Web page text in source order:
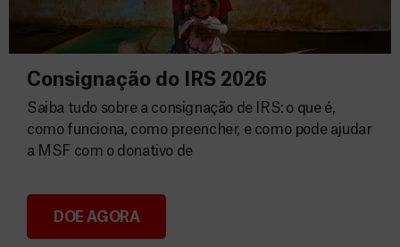
Consignação do IRS 2026
Consignação do IRS 2026
Saiba tudo sobre a consignação de IRS: o que é,
como funciona, como preencher, e como pode ajudar
a MSF com o donativo de
DOE AGORA